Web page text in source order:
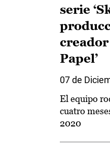
serie
creador
Papel’
07 de
El equipo
cuatro
2020